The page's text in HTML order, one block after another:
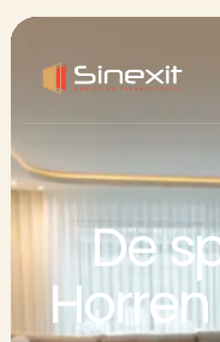
De